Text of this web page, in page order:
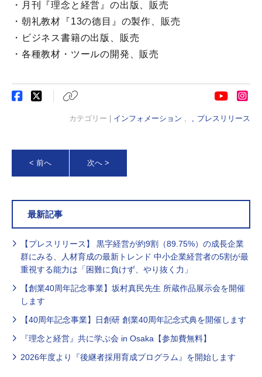
・月刊『理念と経営』の出版、販売
・朝礼教材『13の德目』の製作、販売
・ビジネス書籍の出版、販売
・各種教材・ツールの開発、販売
カテゴリー | インフォメーション プレスリリース
< 前へ 次へ >
最新記事
【プレスリリース】 黒字経営が約9割（89.75%）の成長企業
群にみる、人材育成の最新トレンド 中小企業経営者の5割が最
重視する能力は「困難に負けず、やり抜く力」
【創業40周年記念事業】坂村真民先生 所蔵作品展示会を開催
します
【40周年記念事業】日創研 創業40周年記念式典を開催します
『理念と経営』共に学ぶ会 in Osaka【参加費無料】
2026年度より『後継者採用育成プログラム』を開始します